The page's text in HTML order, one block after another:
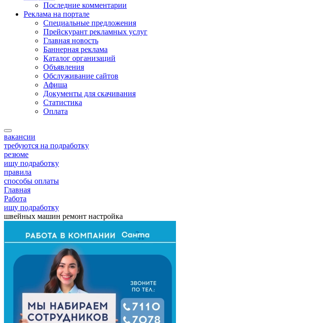
Последние комментарии
Реклама на портале
Специальные предложения
Прейскурант рекламных услуг
Главная новость
Баннерная реклама
Каталог организаций
Объявления
Обслуживание сайтов
Афиша
Документы для скачивания
Статистика
Оплата
вакансии
требуются на подработку
резюме
ищу подработку
правила
способы оплаты
Главная
Работа
ищу подработку
швейных машин ремонт настройка